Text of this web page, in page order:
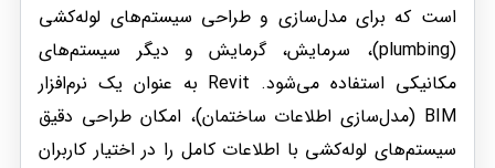
است که برای مدل‌سازی و طراحی سیستم‌های لوله‌کشی
(plumbing)، سرمایش، گرمایش و دیگر سیستم‌های
مکانیکی استفاده می‌شود. Revit به عنوان یک نرم‌افزار
BIM (مدل‌سازی اطلاعات ساختمان)، امکان طراحی دقیق
سیستم‌های لوله‌کشی با اطلاعات کامل را در اختیار کاربران